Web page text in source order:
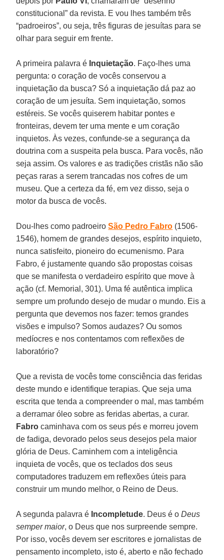
constitucional” da revista. E vou lhes também três
“padroeiros”, ou seja, três figuras de jesuítas para se
olhar para seguir em frente.
A primeira palavra é Inquietação. Faço-lhes uma
pergunta: o coração de vocês conservou a
inquietação da busca? Só a inquietação dá paz ao
coração de um jesuíta. Sem inquietação, somos
estéreis. Se vocês quiserem habitar pontes e
fronteiras, devem ter uma mente e um coração
inquietos. Às vezes, confunde-se a segurança da
doutrina com a suspeita pela busca. Para vocês, não
seja assim. Os valores e as tradições cristãs não são
peças raras a serem trancadas nos cofres de um
museu. Que a certeza da fé, em vez disso, seja o
motor da busca de vocês.
Dou-lhes como padroeiroSão Pedro Fabro (1506-
1546), homem de grandes desejos, espírito inquieto,
nunca satisfeito, pioneiro do ecumenismo. Para
Fabro, é justamente quando são propostas coisas
que se manifesta o verdadeiro espírito que move à
ação (cf. Memorial, 301). Uma fé autêntica implica
sempre um profundo desejo de mudar o mundo. Eis a
pergunta que devemos nos fazer: temos grandes
visões e impulso? Somos audazes? Ou somos
medíocres e nos contentamos com reflexões de
laboratório?
Que a revista de vocês tome consciência das feridas
deste mundo e identifique terapias. Que seja uma
escrita que tenda a compreender o mal, mas também
a derramar óleo sobre as feridas abertas, a curar.
Fabro caminhava com os seus pés e morreu jovem
de fadiga, devorado pelos seus desejos pela maior
glória de Deus. Caminhem com a inteligência
inquieta de vocês, que os teclados dos seus
computadores traduzem em reflexões úteis para
construir um mundo melhor, o Reino de Deus.
A segunda palavra é Incompletude. Deus é oDeus
semper maior, o Deus que nos surpreende sempre.
Por isso, vocês devem ser escritores e jornalistas de
pensamento incompleto, isto é, aberto e não fechado